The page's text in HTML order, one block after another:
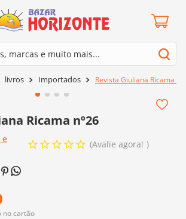
marcas e muito mais...
livros Importados Revista Giuliana Ricama
Ricama nº26
e
Avalie agora!
no cartão